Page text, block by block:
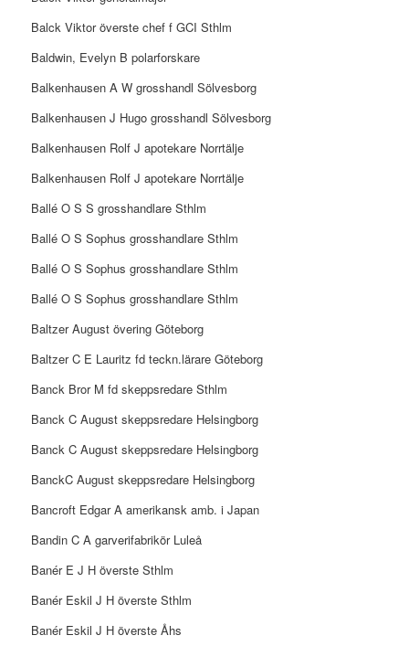
Balck Viktor överste chef f GCI Sthlm
Baldwin, Evelyn B polarforskare
Balkenhausen A W grosshandl Sölvesborg
Balkenhausen J Hugo grosshandl Sölvesborg
Balkenhausen Rolf J apotekare Norrtälje
Balkenhausen Rolf J apotekare Norrtälje
Ballé O S S grosshandlare Sthlm
Ballé O S Sophus grosshandlare Sthlm
Ballé O S Sophus grosshandlare Sthlm
Ballé O S Sophus grosshandlare Sthlm
Baltzer August övering Göteborg
Baltzer C E Lauritz fd teckn.lärare Göteborg
Banck Bror M fd skeppsredare Sthlm
Banck C August skeppsredare Helsingborg
Banck C August skeppsredare Helsingborg
BanckC August skeppsredare Helsingborg
Bancroft Edgar A amerikansk amb. i Japan
Bandin C A garverifabrikör Luleå
Banér E J H överste Sthlm
Banér Eskil J H överste Sthlm
Banér Eskil J H överste Åhs